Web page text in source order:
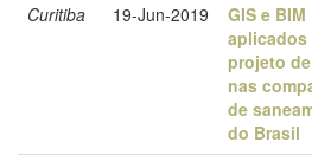
Curitiba 19-Jun-2019
GIS e BIM
aplicados
projeto
nas
de
do Brasil